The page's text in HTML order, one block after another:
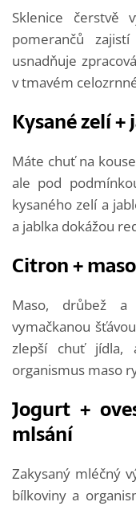
Sklenice čerstvě
pomerančů
usnadňuje
v tmavém
Kysané zelí
Máte chuť na
ale pod
kysaného zelí a
a jablka dokážou
Citron +
Maso, drůbež
vymačkanou
zlepší chuť jídla,
organismus maso
Jogurt +
mlsání
Zakysaný mléčný
bílkoviny a